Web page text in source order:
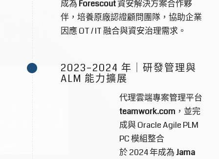
成為 Forescout資安解決方案合作夥
伴，培養原廠認證顧問團隊，協助企業
因應 OT / IT 融合與資安治理需求。
2023–2024 年｜研發管理與
ALM 能力擴展
代理雲端專案管理平台
teamwork.com ，並完
成與 Oracle Agile PLM
PC 模組整合
於 2024 年成為Jama